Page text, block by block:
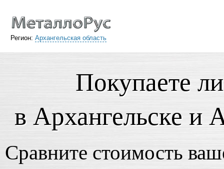
Регион: Архангельская область
Покупаете
в Архангельске и
Сравните стоимость